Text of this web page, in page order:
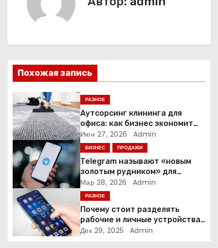
я
п
о
з
а
п
и
я
Похожая запись
РАЗНОЕ
Аутсорсинг клининга для
офиса: как бизнес экономит
время и деньги на уборке
Июн 27, 2026 Admin
БИЗНЕС ПРОДАЖИ
Telegram называют «новым
золотым рудником» для
креаторов: как блогеры
создают онлайн-бизнес
Мар 28, 2026 Admin
РАЗНОЕ
Почему стоит разделять
рабочие и личные устройства
— и чем опасно всё смешивать
Дек 29, 2025 Admin